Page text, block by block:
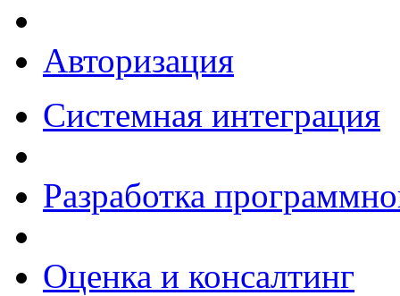
Авторизация
Системная интеграция
Разработка
Оценка и консалтинг